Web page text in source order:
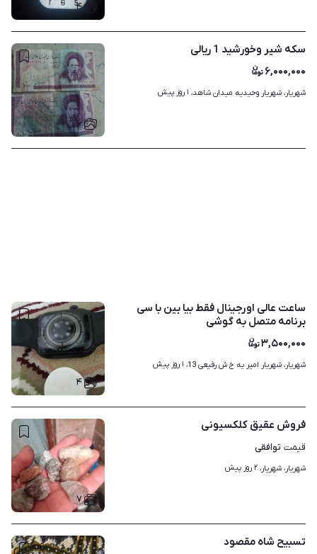
۴
۶
سکه شیر وخورشید 1 ریالی
۶,۰۰۰,۰۰۰
شهریار، شهریار وحیدیه میدان شاهد، ۱ روز پیش
۴
ساعت عالی اورجینال فقط بیا بین با سی
برنامه متصل به گوشی
۳,۵۰۰,۰۰۰
شهریار، شهریار امیر یه خ ش رفیعی 13، ۱ روز پیش
۷
فروش عقیق کلکسیونی
قیمت توافقی
شهریار، شهریار، ۲ روز پیش
تسبیح شاه مقصود